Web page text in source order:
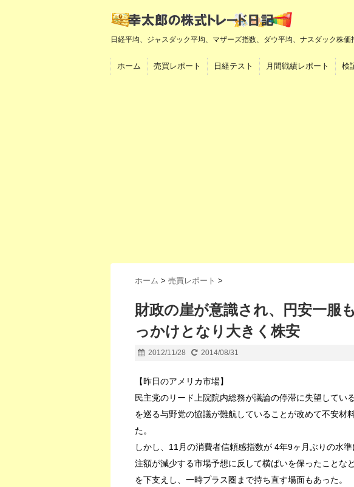
日経平均、ジャスダック平均、マザーズ指数、ダウ平均、ナスダック株
ホーム 売買レポート 日経テスト 月間戦績レポート 検
ホーム > 売買レポート >
財政の崖が意識され、円安一服
っかけとなり大きく株安
2012/11/28 2014/08/31
【昨日のアメリカ市場】
民主党のリード上院院内総務が議論の停滞に失望してい
を巡る与野党の協議が難航していることが改めて不安材
た。
しかし、11月の消費者信頼感指数が 4年9ヶ月ぶりの水
注額が減少する市場予想に反して横ばいを保ったことな
を下支えし、一時プラス圏まで持ち直す場面もあった。